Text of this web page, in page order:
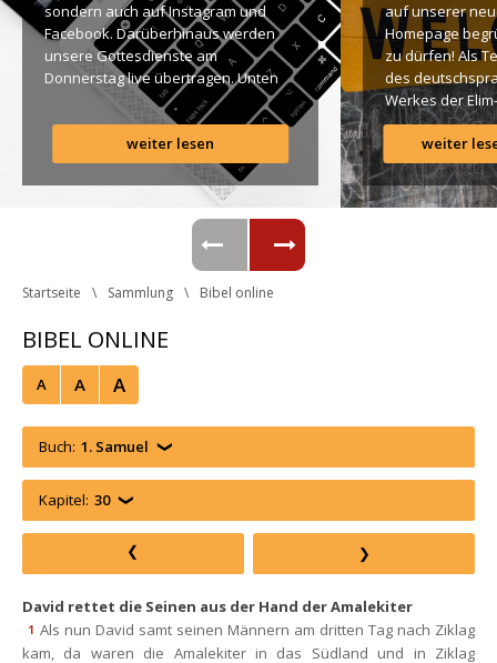
ondern auch auf Instagram und
Facebook. Darüberhinaus werden
unsere Gottesdienste am
Donnerstag live übertragen. Unten
findet Ihr dazu alle Links. Gottes
Segen! Live-Übertragung
Gottesdienst: http://ro.elim.at/live
Instagram: http://elim.wien
Facebook:
https://www.facebook.com/elimwien/
Photo by iabzd on Unsplash
weiter lesen
auf unserer
Homepage
zu dürfen! Als
des
Werkes der Elim-
Gemeinde ist
uns ein großes
Anliegen […]
weiter
Startseite Sammlung Bibel online
BIBEL ONLINE
A A A
Buch: 1. Samuel
Kapitel: 30
David rettet die Seinen aus der Hand der Amalekiter
1 Als nun David samt seinen Männern am dritten Tag nach Ziklag
kam, da waren die Amalekiter in das Südland und in Ziklag